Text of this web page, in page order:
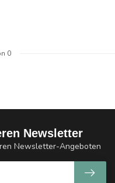
0
Newsletter
Newsletter-Angeboten